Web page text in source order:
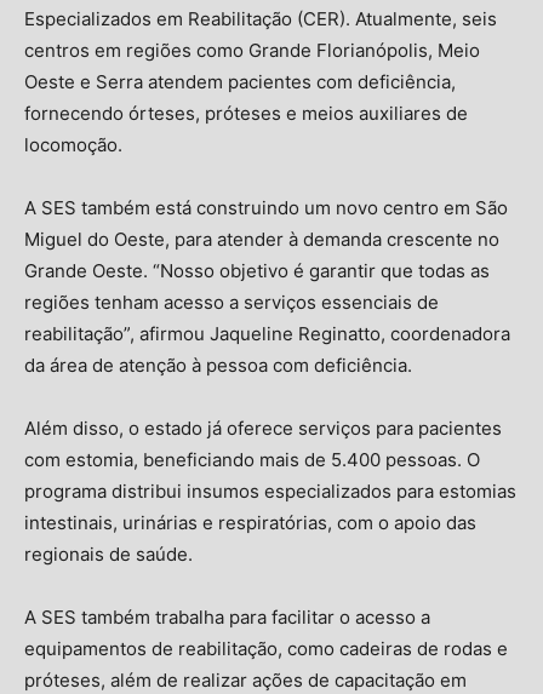
Especializados em Reabilitação (CER). Atualmente, seis
centros em regiões como Grande Florianópolis, Meio
Oeste e Serra atendem pacientes com deficiência,
fornecendo órteses, próteses e meios auxiliares de
locomoção.
A SES também está construindo um novo centro em São
Miguel do Oeste, para atender à demanda crescente no
Grande Oeste. “Nosso objetivo é garantir que todas as
regiões tenham acesso a serviços essenciais de
reabilitação”, afirmou Jaqueline Reginatto, coordenadora
da área de atenção à pessoa com deficiência.
Além disso, o estado já oferece serviços para pacientes
com estomia, beneficiando mais de 5.400 pessoas. O
programa distribui insumos especializados para estomias
intestinais, urinárias e respiratórias, com o apoio das
regionais de saúde.
A SES também trabalha para facilitar o acesso a
equipamentos de reabilitação, como cadeiras de rodas e
próteses, além de realizar ações de capacitação em